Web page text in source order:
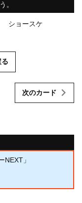
。
ショースケ
次のカード
NEXT」